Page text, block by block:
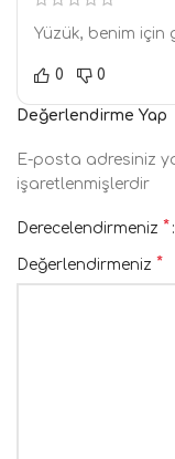
Yüzük, benim için
0 0
Değerlendirme Yap
E-posta adresiniz
işaretlenmişlerdir
Derecelendirmeniz *
Değerlendirmeniz *